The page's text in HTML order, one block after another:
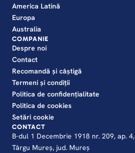
America Latină
Europa
Australia
COMPANIE
Despre noi
Contact
Recomandă și câștigă
Termeni și condiții
Politica de confidențialitate
Politica de cookies
Setări cookie
CONTACT
B-dul 1 Decembrie 1918 nr. 209, ap. 4,
Târgu Mureș, jud. Mureș